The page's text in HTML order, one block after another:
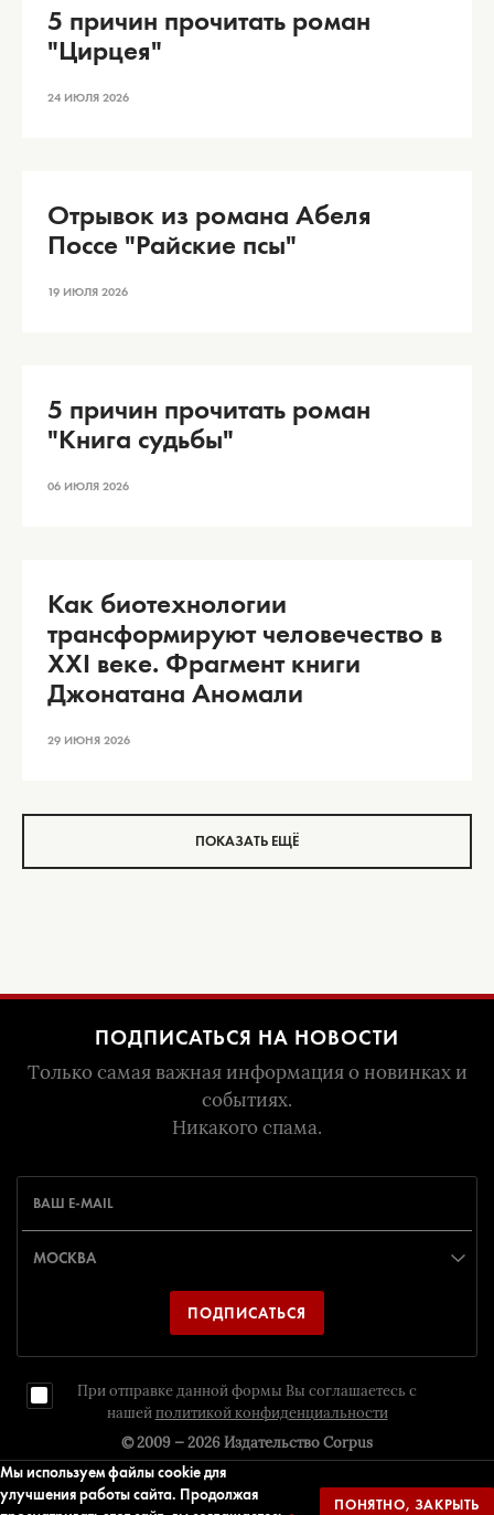
5 причин прочитать роман
"Цирцея"
24 ИЮЛЯ 2026
Отрывок из романа Абеля
Поссе "Райские псы"
19 ИЮЛЯ 2026
5 причин прочитать роман
"Книга судьбы"
06 ИЮЛЯ 2026
Как биотехнологии
трансформируют человечество в
XXI веке. Фрагмент книги
Джонатана Аномали
29 ИЮНЯ 2026
ПОКАЗАТЬ ЕЩЁ
ПОДПИСАТЬСЯ НА НОВОСТИ
Только самая важная информация о новинках и
событиях.
Никакого спама.
ПОДПИСАТЬСЯ
При отправке данной формы Вы соглашаетесь с
нашей политикой конфиденциальности
© 2009 — 2026 Издательство Corpus
Дизайн и разрaботка Издательство Corpus
Мы используем файлы cookie для
улучшения работы сайта. Продолжая
ПОНЯТНО, ЗАКРЫТЬ